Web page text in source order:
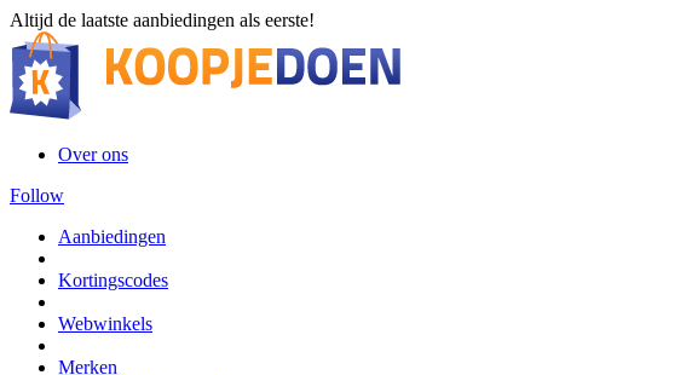
Altijd de laatste aanbiedingen als eerste!
Over ons
Follow
Aanbiedingen
Kortingscodes
Webwinkels
Merken